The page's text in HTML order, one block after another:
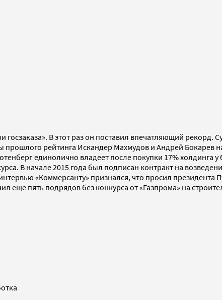
госзаказа». В этот раз он поставил впечатляющий
рейтинга Искандер Махмудов и Андрей Бокарев
единолично владеет после покупки 17% холдинга
В начале 2015 года был подписан контракт на
«Коммерсанту» признался, что просил
еще пять подрядов без конкурса от «Газпрома» на